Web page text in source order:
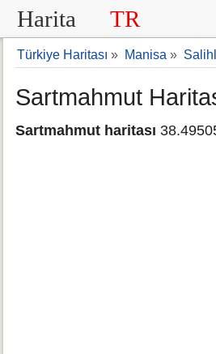
Harita TR
Türkiye Haritası » Manisa »
Sartmahmut
Sartmahmut haritası